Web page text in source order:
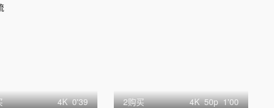
4K 0'39 2购买 4K 50p 1'00